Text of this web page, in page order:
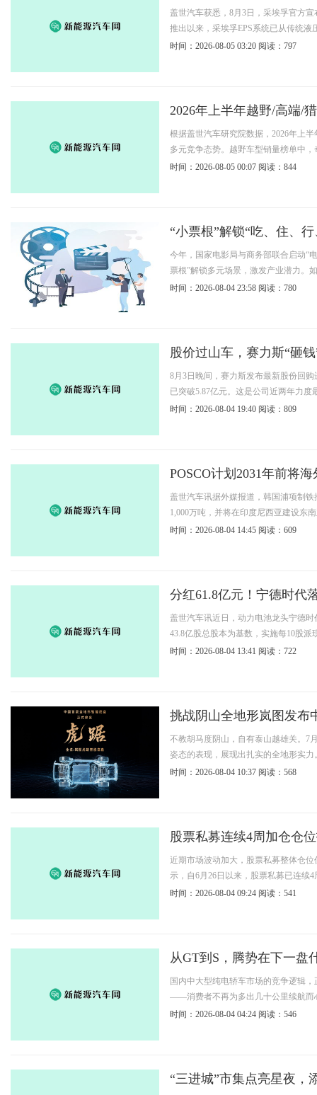
盖世汽车获悉，8月3日，采埃孚官方
推出以来，采埃孚EPS系统已从传统
时间：2026-08-05 03:20 阅读：797
2026年上半年越野/高端/
根据盖世汽车研究院数据，2026年上
多元竞争态势。越野车型销量榜单中
时间：2026-08-05 00:07 阅读：844
“小票根”解锁“吃、住、
今年，国家电影局与商务部联合启动“
票根”解锁多元场景，激发产业潜力。
时间：2026-08-04 23:58 阅读：780
股价过山车，赛力斯“砸
8月3日晚间，赛力斯发布最新股份回
已突破5.87亿元。这是公司近两年力
时间：2026-08-04 19:40 阅读：809
POSCO计划2031年前将
盖世汽车讯据外媒报道，韩国浦项制
1,000万吨，并将在印度尼西亚建设东
时间：2026-08-04 14:45 阅读：609
分红61.8亿元！宁德时代
盖世汽车讯近日，动力电池龙头宁德
43.8亿股总股本为基数，实施每10股派
时间：2026-08-04 13:41 阅读：722
挑战阴山全地形岚图发布
不教胡马度阴山，自有泰山越雄关。7
姿态的表现，展现出扎实的全地形实
时间：2026-08-04 10:37 阅读：568
股票私募连续4周加仓仓
近期市场波动加大，股票私募整体仓
示，自6月26日以来，股票私募已连续
时间：2026-08-04 09:24 阅读：541
从GT到S，腾势在下一盘
国内中大型纯电轿车市场的竞争逻辑
——消费者不再为多出几十公里续航而
时间：2026-08-04 04:24 阅读：546
“三进城”市集点亮星夜，